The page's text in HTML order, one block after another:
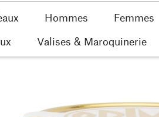
Hommes Femmes
Valises & Maroquinerie